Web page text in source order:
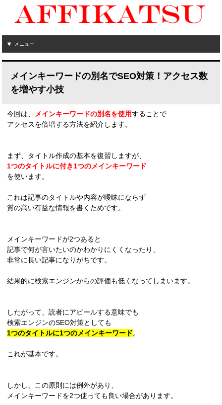
メニュー
メインキーワードの別名でSEO対策！アクセス数
を増やす小技
今回は、 メインキーワードの別名を使用することで
アクセスを倍増する方法を紹介します。
まず、タイトル作成の基本を復習しますが、
1つのタイトルに付き1つのメインキーワード
を使います。
これは記事のタイトルや内容が曖昧にならず
質の高い有益な情報を書くためです。
メインキーワードが2つあると
記事で何が言いたいのかわかりにくくなったり、
非常に長い記事になりがちです。
結果的に検索エンジンからの評価も低くなってしまいます。
したがって、読者にアピールする意味でも
検索エンジンのSEO対策としても
1つのタイトルに1つのメインキーワード。
これが基本です。
しかし、この原則には例外があり、
メインキーワードを2つ使っても良い場合があります。